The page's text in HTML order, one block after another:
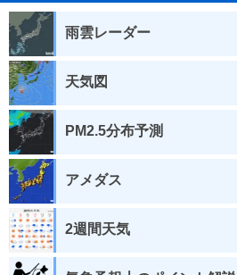
雨雲レーダー
天気図
PM2.5分布予測
アメダス
2週間天気